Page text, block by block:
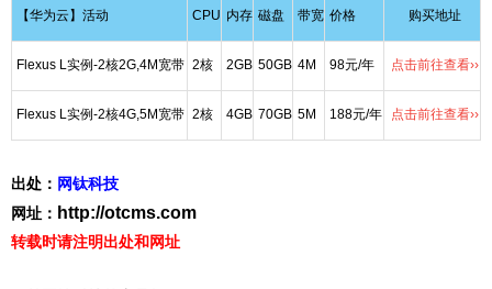
【华为云】活动 CPU 内存 磁盘 带宽 价格 购买地址
Flexus L实例-2核2G,4M宽带 2核 2GB 50GB 4M 98元/年 点击前往查看››
Flexus L实例-2核4G,5M宽带 2核 4GB 70GB 5M 188元/年 点击前往查看››
出处： 网钛科技
网址： http://otcms.com
转载时请注明出处和网址